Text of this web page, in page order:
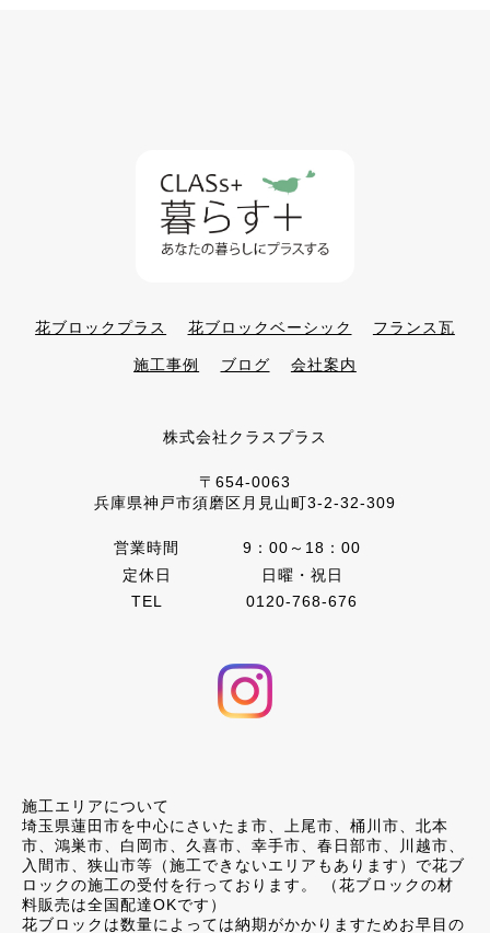
花ブロックプラス 花ブロックベーシック フランス瓦
施工事例 ブログ 会社案内
株式会社クラスプラス
〒654-0063
兵庫県神戸市須磨区月見山町3-2-32-309
営業時間
9：00～18：00
定休日
日曜・祝日
TEL
0120-768-676
施工エリアについて
埼玉県蓮田市を中心にさいたま市、上尾市、桶川市、北本
市、鴻巣市、白岡市、久喜市、幸手市、春日部市、川越市、
入間市、狭山市等（施工できないエリアもあります）で花ブ
ロックの施工の受付を行っております。 （花ブロックの材
料販売は全国配達OKです）
花ブロックは数量によっては納期がかかりますためお早目の